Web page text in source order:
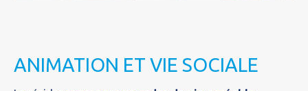
ANIMATION ET VIE SOCIALE